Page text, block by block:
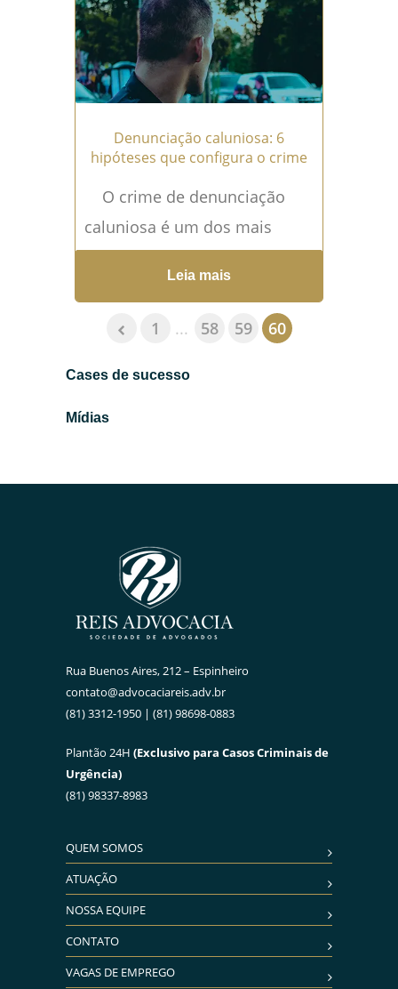
de... Leia mais →
Denunciação caluniosa: 6
hipóteses que configura o crime
O crime de denunciação
caluniosa é um dos mais
praticados no país! Embora
pouco comentado, esse crime
consiste em acusar...Leia
Leia mais
1 ... 58 59 60
Cases de sucesso
Mídias
Rua Buenos Aires, 212 – Espinheiro
contato@advocaciareis.adv.br
(81) 3312-1950 | (81) 98698-0883
Plantão 24H (Exclusivo para Casos Criminais de
Urgência)
(81) 98337-8983
QUEM SOMOS
ATUAÇÃO
NOSSA EQUIPE
CONTATO
VAGAS DE EMPREGO